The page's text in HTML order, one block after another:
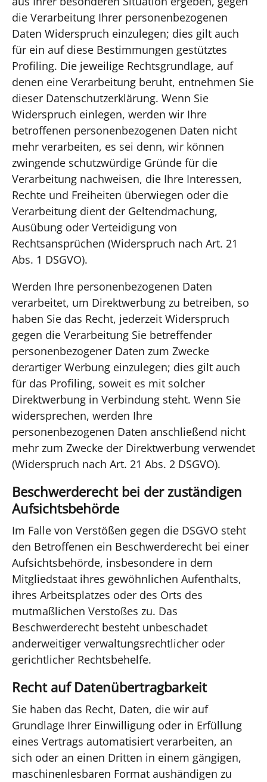
die Verarbeitung Ihrer personenbezogenen
Daten Widerspruch einzulegen; dies gilt auch
für ein auf diese Bestimmungen gestütztes
Profiling. Die jeweilige Rechtsgrundlage, auf
denen eine Verarbeitung beruht, entnehmen Sie
dieser Datenschutzerklärung. Wenn Sie
Widerspruch einlegen, werden wir Ihre
betroffenen personenbezogenen Daten nicht
mehr verarbeiten, es sei denn, wir können
zwingende schutzwürdige Gründe für die
Verarbeitung nachweisen, die Ihre Interessen,
Rechte und Freiheiten überwiegen oder die
Verarbeitung dient der Geltendmachung,
Ausübung oder Verteidigung von
Rechtsansprüchen (Widerspruch nach Art. 21
Abs. 1 DSGVO).
Werden Ihre personenbezogenen Daten
verarbeitet, um Direktwerbung zu betreiben, so
haben Sie das Recht, jederzeit Widerspruch
gegen die Verarbeitung Sie betreffender
personenbezogener Daten zum Zwecke
derartiger Werbung einzulegen; dies gilt auch
für das Profiling, soweit es mit solcher
Direktwerbung in Verbindung steht. Wenn Sie
widersprechen, werden Ihre
personenbezogenen Daten anschließend nicht
mehr zum Zwecke der Direktwerbung verwendet
(Widerspruch nach Art. 21 Abs. 2 DSGVO).
Beschwerderecht bei der zuständigen
Aufsichtsbehörde
Im Falle von Verstößen gegen die DSGVO steht
den Betroffenen ein Beschwerderecht bei einer
Aufsichtsbehörde, insbesondere in dem
Mitgliedstaat ihres gewöhnlichen Aufenthalts,
ihres Arbeitsplatzes oder des Orts des
mutmaßlichen Verstoßes zu. Das
Beschwerderecht besteht unbeschadet
anderweitiger verwaltungsrechtlicher oder
gerichtlicher Rechtsbehelfe.
Recht auf Datenübertragbarkeit
Sie haben das Recht, Daten, die wir auf
Grundlage Ihrer Einwilligung oder in Erfüllung
eines Vertrags automatisiert verarbeiten, an
sich oder an einen Dritten in einem gängigen,
maschinenlesbaren Format aushändigen zu